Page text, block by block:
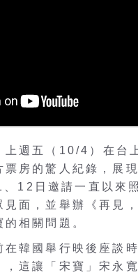
上週五（10/4）在台
房的驚人紀錄，展
12日邀請一直以來
面，並舉辦《再見
相關問題。
在韓國舉行映後座談
，這讓「宋寶」宋永